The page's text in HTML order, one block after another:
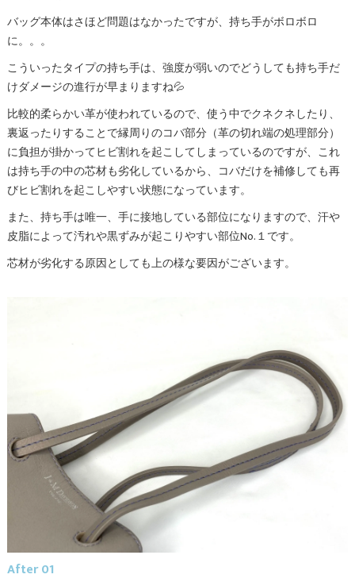
バッグ本体はさほど問題はなかったですが、持ち手がボロボロ
に。。。
こういったタイプの持ち手は、強度が弱いのでどうしても持ち手だ
けダメージの進行が早まりますね💦
比較的柔らかい革が使われているので、使う中でクネクネしたり、
裏返ったりすることで縁周りのコバ部分（革の切れ端の処理部分）
に負担が掛かってヒビ割れを起こしてしまっているのですが、これ
は持ち手の中の芯材も劣化しているから、コバだけを補修しても再
びヒビ割れを起こしやすい状態になっています。
また、持ち手は唯一、手に接地している部位になりますので、汗や
皮脂によって汚れや黒ずみが起こりやすい部位No.１です。
芯材が劣化する原因としても上の様な要因がございます。
After 01